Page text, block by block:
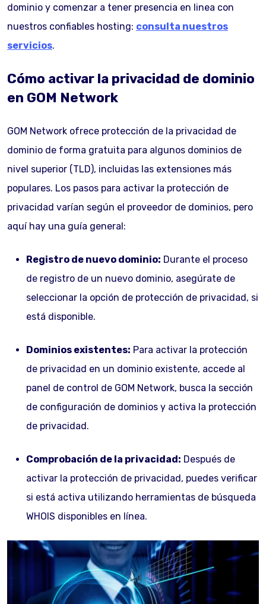
dominio y comenzar a tener presencia en linea con
nuestros confiables hosting: consulta nuestros
servicios.
Cómo activar la privacidad de dominio
en GOM Network
GOM Network ofrece protección de la privacidad de
dominio de forma gratuita para algunos dominios de
nivel superior (TLD), incluidas las extensiones más
populares. Los pasos para activar la protección de
privacidad varían según el proveedor de dominios, pero
aquí hay una guía general:
Registro de nuevo dominio: Durante el proceso
de registro de un nuevo dominio, asegúrate de
seleccionar la opción de protección de privacidad, si
está disponible.
Dominios existentes: Para activar la protección
de privacidad en un dominio existente, accede al
panel de control de GOM Network, busca la sección
de configuración de dominios y activa la protección
de privacidad.
Comprobación de la privacidad: Después de
activar la protección de privacidad, puedes verificar
si está activa utilizando herramientas de búsqueda
WHOIS disponibles en línea.